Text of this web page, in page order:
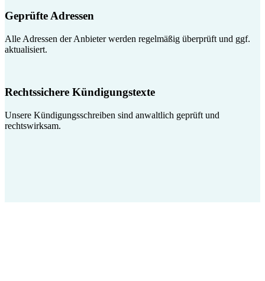
Geprüfte Adressen
Alle Adressen der Anbieter werden regelmäßig überprüft und ggf.
aktualisiert.
Rechtssichere Kündigungstexte
Unsere Kündigungsschreiben sind anwaltlich geprüft und
rechtswirksam.